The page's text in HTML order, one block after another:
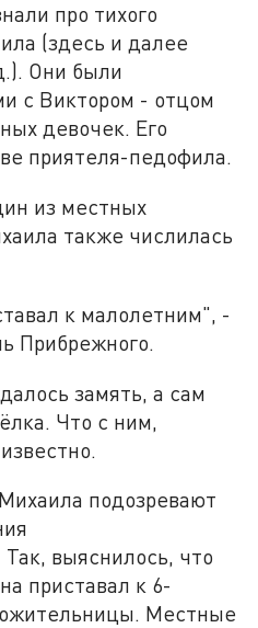
про тихого
(здесь и далее
Они были
с Виктором - отцом
девочек. Его
приятеля-педофила.
из местных
также числилась
к малолетним", -
Прибрежного.
замять, а сам
Что с ним,
подозревают
выяснилось, что
приставал к 6-
Местные